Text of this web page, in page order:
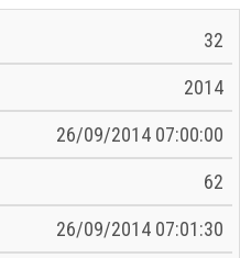
Ημερομηνία
32
2014
26/09/2014 07:00:00
62
26/09/2014 07:01:30